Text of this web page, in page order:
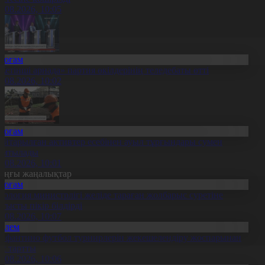
10:05
арнада» партия өкілдерінің теледебаты өтті
10:02
активтер есебінен ауыл тұрғындары сумен
10:01
жаңалықтар
министрлігі желіде тараған жолбарыс суретіне
пікір білдірді
10:07
футбол турнирлерін жекешелендіру жоспарынан
тартты
10:06